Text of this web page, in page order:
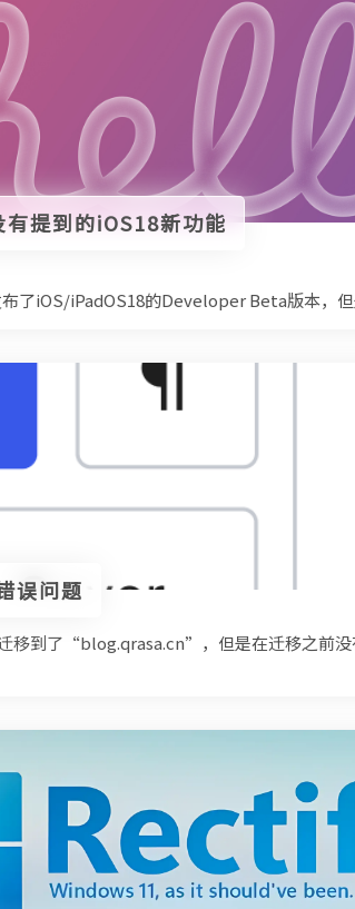
提到的iOS18新功能
了iOS/iPadOS18的Developer Beta版本，
误问题
到了“blog.qrasa.cn”，但是在迁移之前没